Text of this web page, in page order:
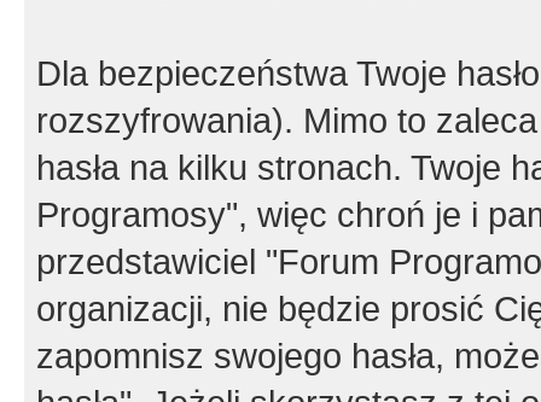
Dla bezpieczeństwa Twoje
rozszyfrowania). Mimo to
hasła na kilku stronach. Twoje
Programosy", więc chroń je i
przedstawiciel "Forum
organizacji, nie będzie prosić
zapomnisz swojego hasła,